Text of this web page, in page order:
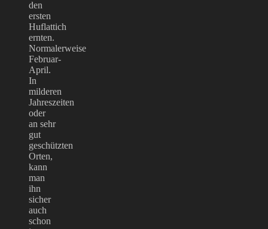
den
ersten
Huflattich
ernten.
Normalerweise
Februar-
April.
In
milderen
Jahreszeiten
oder
an sehr
gut
geschützten
Orten,
kann
man
ihn
sicher
auch
schon